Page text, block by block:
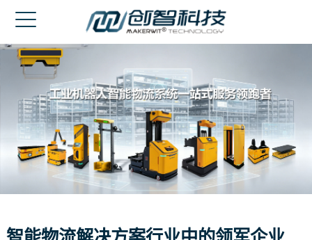
网站首页
走进创智
产品中心
成功案例